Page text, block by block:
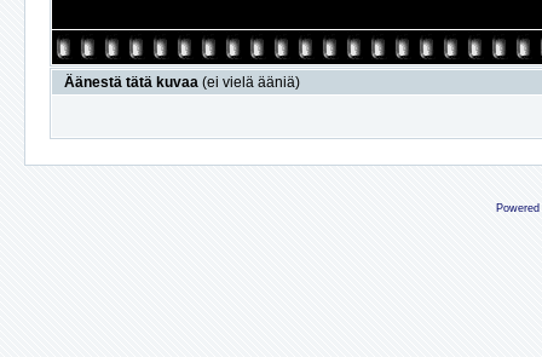
Äänestä tätä kuvaa (ei vielä ääniä)